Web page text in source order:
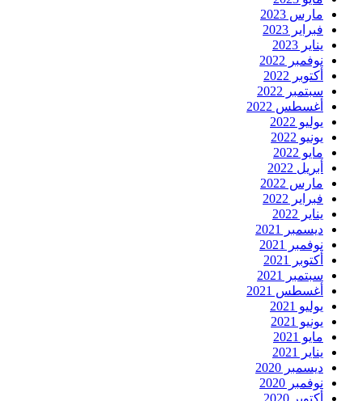
مارس 2023
فبراير 2023
يناير 2023
نوفمبر 2022
أكتوبر 2022
سبتمبر 2022
أغسطس 2022
يوليو 2022
يونيو 2022
مايو 2022
أبريل 2022
مارس 2022
فبراير 2022
يناير 2022
ديسمبر 2021
نوفمبر 2021
أكتوبر 2021
سبتمبر 2021
أغسطس 2021
يوليو 2021
يونيو 2021
مايو 2021
يناير 2021
ديسمبر 2020
نوفمبر 2020
أكتوبر 2020